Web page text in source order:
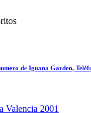
de Iguana Garden,
Valencia 2001